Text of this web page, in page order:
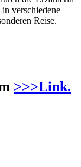
verschiedene
Reise.
>>>Link.